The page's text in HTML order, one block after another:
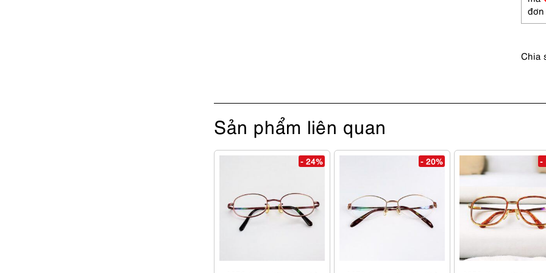
DIOR
2289
lượng
Chia
Sản phẩm liên quan
- 24% - 20% -